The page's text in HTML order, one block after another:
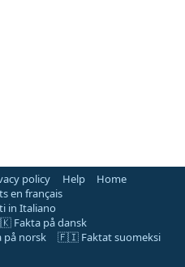
policy Help
Home
en français
in Italiano
Fakta på dansk
norsk
🇫🇮 Faktat suomeksi